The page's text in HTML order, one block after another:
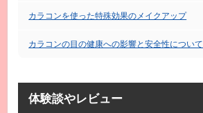
カラコンを使った特殊効果のメイクアップ
カラコンの目の健康への影響と安全性について
体験談やレビュー